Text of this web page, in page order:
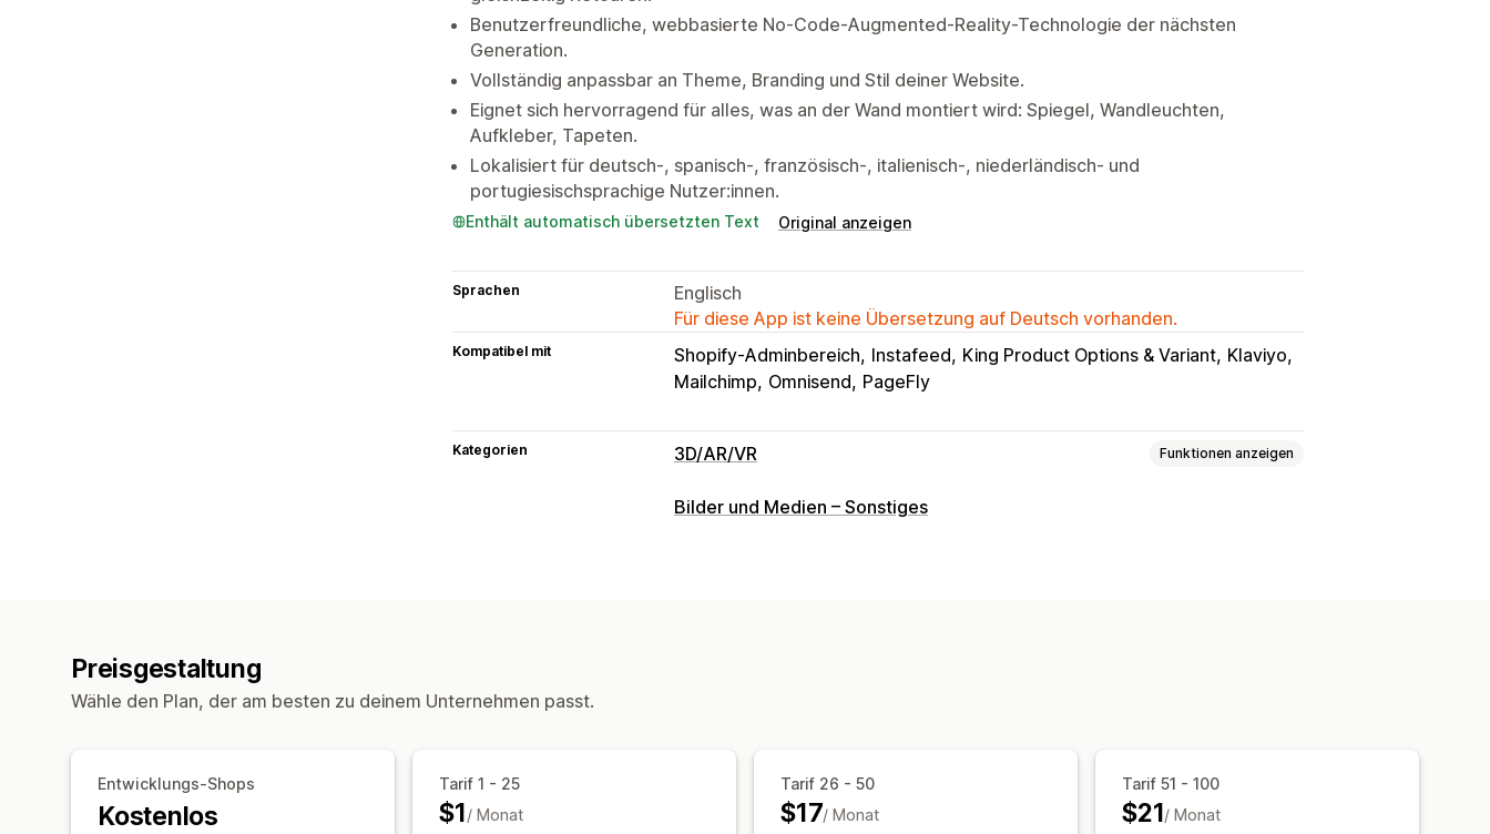
Benutzerfreundliche, webbasierte No-Code-Augmented-Reality-Technologie der nächsten
Generation.
Vollständig anpassbar an Theme, Branding und Stil deiner Website.
Eignet sich hervorragend für alles, was an der Wand montiert wird: Spiegel, Wandleuchten,
Aufkleber, Tapeten.
Lokalisiert für deutsch-, spanisch-, französisch-, italienisch-, niederländisch- und
portugiesischsprachige Nutzer:innen.
Enthält automatisch übersetzten Text Original anzeigen
Sprachen
Englisch
Für diese App ist keine Übersetzung auf Deutsch vorhanden.
Kompatibel mit Shopify-Adminbereich Instafeed King Product Options & Variant Klaviyo
Mailchimp Omnisend PageFly
Kategorien 3D/AR/VR Funktionen anzeigen
Visualisierung
Bilder und Medien – Sonstiges
Preisgestaltung
Wähle den Plan, der am besten zu deinem Unternehmen passt.
Entwicklungs-Shops
Kostenlos
Tarif 1 - 25
$1/ Monat
Tarif 26 - 50
$17/ Monat
Tarif 51 - 100
$21/ Monat